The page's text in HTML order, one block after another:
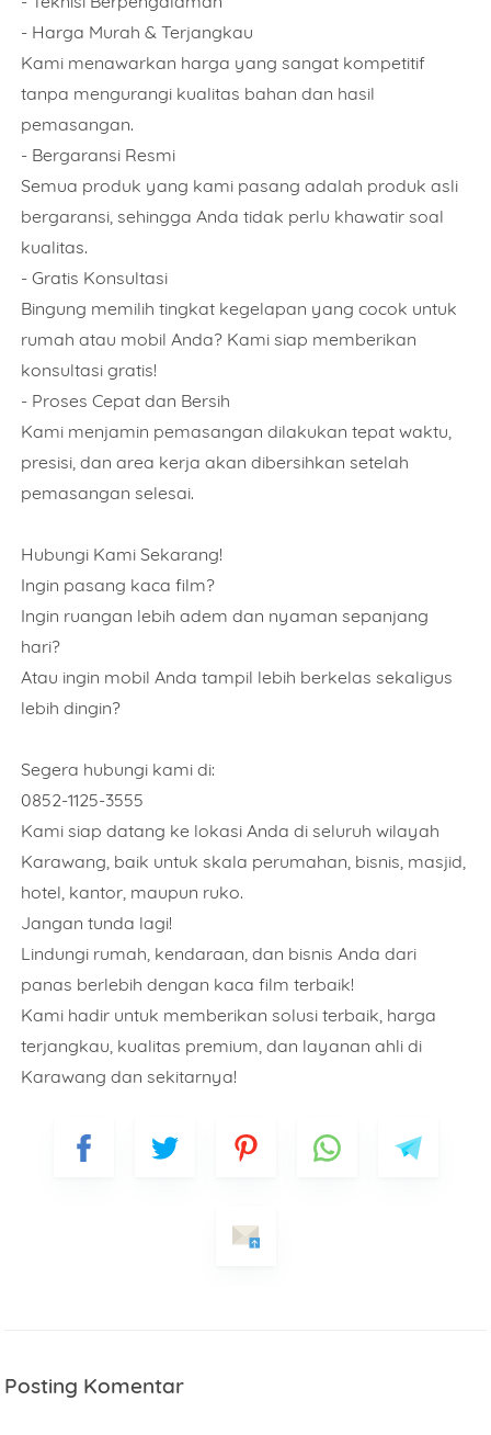
- Harga Murah & Terjangkau
Kami menawarkan harga yang sangat kompetitif
tanpa mengurangi kualitas bahan dan hasil
pemasangan.
- Bergaransi Resmi
Semua produk yang kami pasang adalah produk asli
bergaransi, sehingga Anda tidak perlu khawatir soal
kualitas.
- Gratis Konsultasi
Bingung memilih tingkat kegelapan yang cocok untuk
rumah atau mobil Anda? Kami siap memberikan
konsultasi gratis!
- Proses Cepat dan Bersih
Kami menjamin pemasangan dilakukan tepat waktu,
presisi, dan area kerja akan dibersihkan setelah
pemasangan selesai.
Hubungi Kami Sekarang!
Ingin pasang kaca film?
Ingin ruangan lebih adem dan nyaman sepanjang
hari?
Atau ingin mobil Anda tampil lebih berkelas sekaligus
lebih dingin?
Segera hubungi kami di:
0852-1125-3555
Kami siap datang ke lokasi Anda di seluruh wilayah
Karawang, baik untuk skala perumahan, bisnis, masjid,
hotel, kantor, maupun ruko.
Jangan tunda lagi!
Lindungi rumah, kendaraan, dan bisnis Anda dari
panas berlebih dengan kaca film terbaik!
Kami hadir untuk memberikan solusi terbaik, harga
terjangkau, kualitas premium, dan layanan ahli di
Karawang dan sekitarnya!
Posting Komentar
Nama
Nomor Telepon
Pilihan Kaca Film
Jumlah Unit/ Meter
Alamat Lengkap
Order Wajib Menggunkan WhatsApp application.